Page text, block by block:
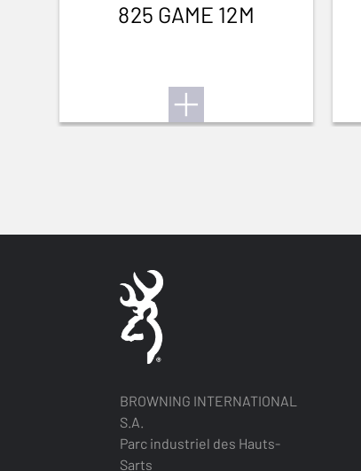
825 GAME 12M
BROWNING INTERNATIONAL
S.A.
Parc industriel des Hauts-
Sarts